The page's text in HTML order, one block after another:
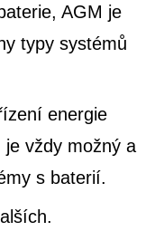
AGM je
typy systémů
energie
je vždy možný a
s baterií.